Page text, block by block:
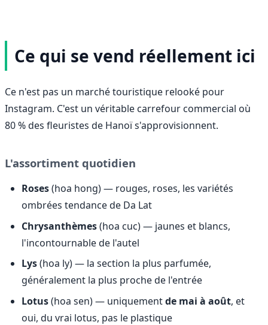
Ce qui se vend réellement ici
Ce n'est pas un marché touristique relooké pour
Instagram. C'est un véritable carrefour commercial où
80 % des fleuristes de Hanoï s'approvisionnent.
L'assortiment quotidien
Roses(hoa hong) — rouges, roses, les variétés
ombrées tendance de Da Lat
Chrysanthèmes(hoa cuc) — jaunes et blancs,
l'incontournable de l'autel
Lys(hoa ly) — la section la plus parfumée,
généralement la plus proche de l'entrée
Lotus(hoa sen) — uniquementde mai à août, et
oui, du vrai lotus, pas le plastique